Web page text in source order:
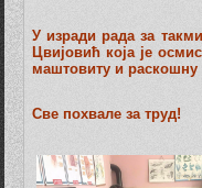
У изради рада за
Цвијовић која је
маштовиту и раскошну
Све похвале за труд!